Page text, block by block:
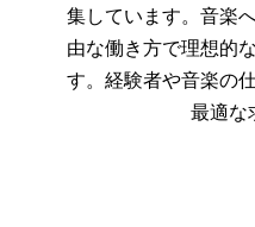
集しています。音楽
由な働き方で理想的
す。経験者や音楽の
最適な